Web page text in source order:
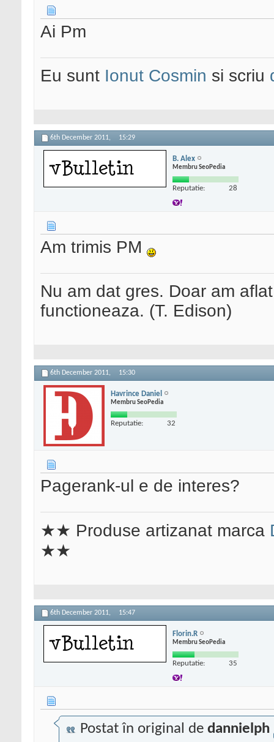
Ai Pm
Eu sunt Ionut Cosmin si scriu
6th December 2011, 15:29
B. Alex
Membru SeoPedia
Reputatie: 28
Am trimis PM
Nu am dat gres. Doar am
functioneaza. (T. Edison)
6th December 2011, 15:30
Havrince Daniel
Membru SeoPedia
Reputatie: 32
Pagerank-ul e de interes?
★★ Produse artizanat marca
★★
6th December 2011, 15:47
Florin.R
Membru SeoPedia
Reputatie: 35
Postat în original de dannielph